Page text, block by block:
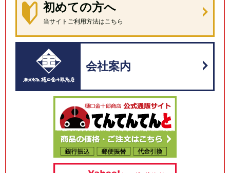
初めての方へ
当サイトご利用方法はこちら
会社案内